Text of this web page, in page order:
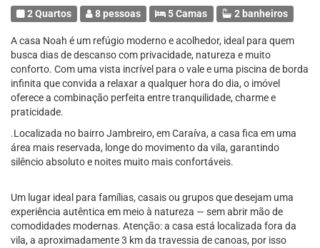
2 Quartos 8 pessoas 5 Camas 2 banheiros
A casa Noah é um refúgio moderno e acolhedor, ideal para quem
busca dias de descanso com privacidade, natureza e muito
conforto. Com uma vista incrível para o vale e uma piscina de borda
infinita que convida a relaxar a qualquer hora do dia, o imóvel
oferece a combinação perfeita entre tranquilidade, charme e
praticidade.
.Localizada no bairro Jambreiro, em Caraíva, a casa fica em uma
área mais reservada, longe do movimento da vila, garantindo
silêncio absoluto e noites muito mais confortáveis.
Um lugar ideal para famílias, casais ou grupos que desejam uma
experiência autêntica em meio à natureza — sem abrir mão de
comodidades modernas. Atenção: a casa está localizada fora da
vila, a aproximadamente 3 km da travessia de canoas, por isso